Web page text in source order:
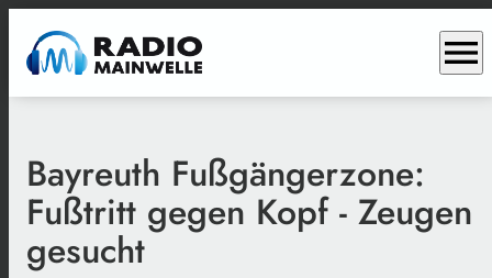
menu
Bayreuth Fußgängerzone:
Fußtritt gegen Kopf - Zeugen
gesucht